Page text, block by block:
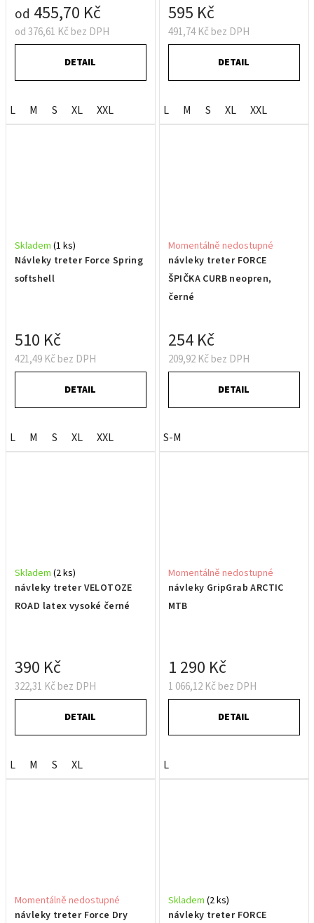
od 376,61 Kč bez DPH
od 455,70 Kč
DETAIL
L M S XL XXL
491,74 Kč bez DPH
595 Kč
DETAIL
L M S XL XXL
Návleky treter Force Spring
softshell
Skladem (1 ks)
421,49 Kč bez DPH
510 Kč
DETAIL
L M S XL XXL
návleky treter FORCE
ŠPIČKA CURB neopren,
černé
Momentálně nedostupné
209,92 Kč bez DPH
254 Kč
DETAIL
S-M
návleky treter VELOTOZE
ROAD latex vysoké černé
Skladem (2 ks)
322,31 Kč bez DPH
390 Kč
DETAIL
L M S XL
návleky GripGrab ARCTIC
MTB
Momentálně nedostupné
1 066,12 Kč bez DPH
1 290 Kč
DETAIL
L
návleky treter Force Dry
Momentálně nedostupné
návleky treter FORCE
Skladem (2 ks)